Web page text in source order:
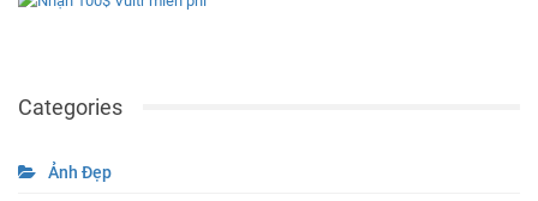
Categories
Ảnh Đẹp